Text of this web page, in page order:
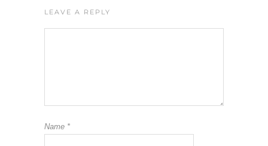
LEAVE A REPLY
Name *